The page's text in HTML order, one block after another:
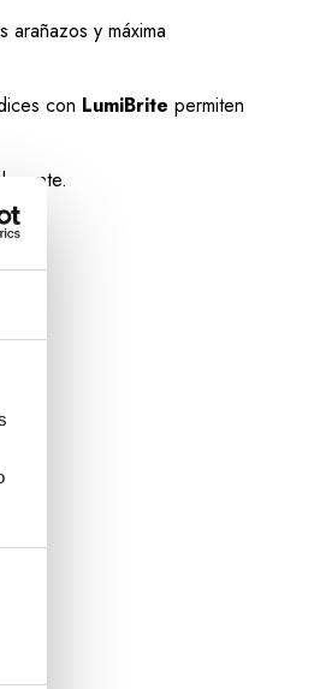
y máxima
con LumiBrite permiten